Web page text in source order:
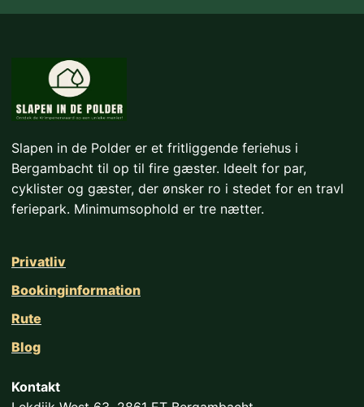
Slapen in de Polder er et fritliggende feriehus i
Bergambacht til op til fire gæster. Ideelt for par,
cyklister og gæster, der ønsker ro i stedet for en travl
feriepark. Minimumsophold er tre nætter.
Privatliv
Bookinginformation
Rute
Blog
Kontakt